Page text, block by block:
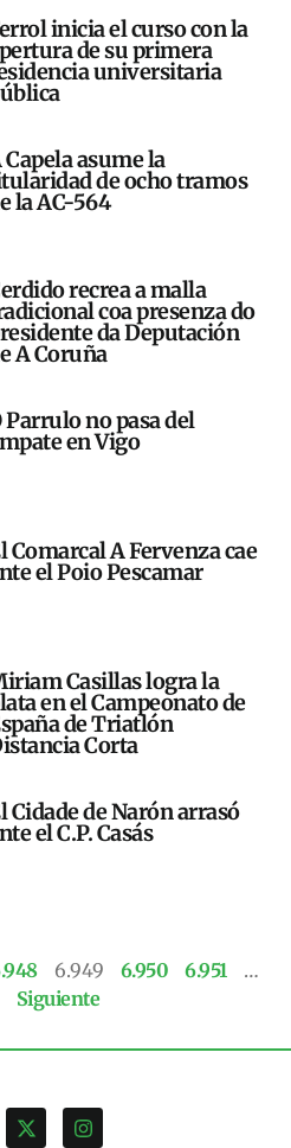
inicia el curso con la
de su primera
universitaria
Capela asume la
de ocho tramos
la AC-564
recrea a malla
coa presenza do
da Deputación
A Coruña
Parrulo no pasa del
en Vigo
Comarcal A Fervenza cae
el Poio Pescamar
Casillas logra la
en el Campeonato de
de Triatlón
Corta
Cidade de Narón arrasó
el C.P. Casás
6.949 6.950 6.951
…
Siguiente